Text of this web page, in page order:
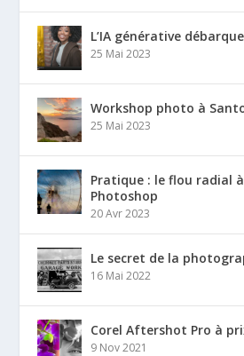
L’IA générative
25 Mai 2023
Workshop photo à
25 Mai 2023
Pratique : le flou radial
Photoshop
20 Avr 2023
Le secret de la
16 Mai 2022
Corel Aftershot Pro à
9 Nov 2021